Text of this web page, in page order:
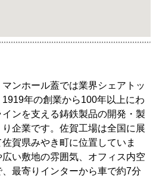
ンホール蓋では業界シェアトッ
年の創業から100年以上にわ
ンを支える鋳鉄製品の開発・製
企業です。佐賀工場は全国に展
賀県みやき町に位置していま
い敷地の雰囲気、オフィス内空
最寄りインターから車で約7分